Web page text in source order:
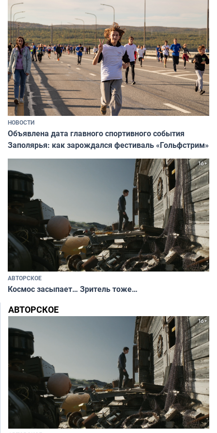
НОВОСТИ
Объявлена дата главного спортивного события
Заполярья: как зарождался фестиваль «Гольфстрим»
АВТОРСКОЕ
Космос засыпает… Зритель тоже…
АВТОРСКОЕ